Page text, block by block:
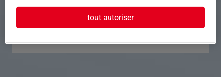
tout autoriser